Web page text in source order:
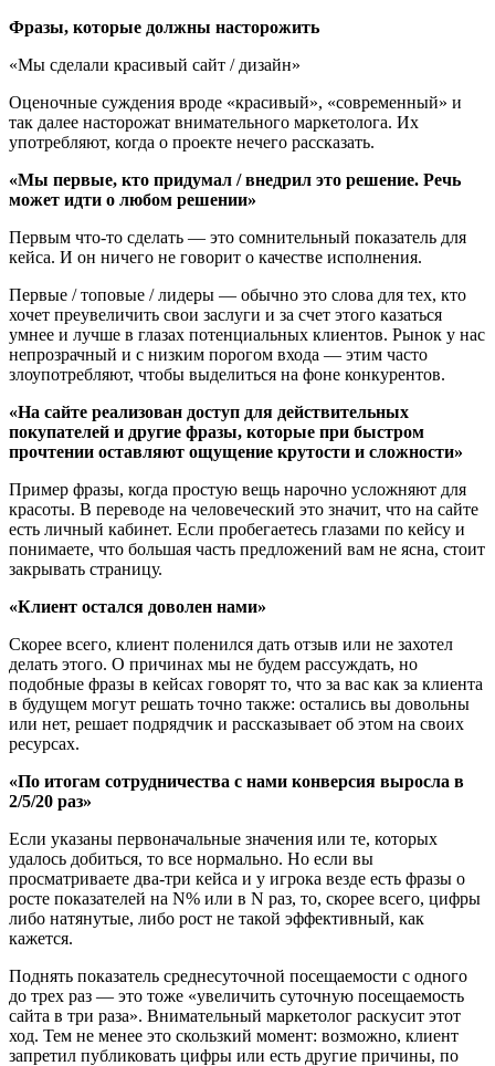
Фразы, которые должны насторожить
«Мы сделали красивый сайт / дизайн»
Оценочные суждения вроде «красивый», «современный» и
так далее насторожат внимательного маркетолога. Их
употребляют, когда о проекте нечего рассказать.
«Мы первые, кто придумал / внедрил это решение. Речь
может идти о любом решении»
Первым что-то сделать — это сомнительный показатель для
кейса. И он ничего не говорит о качестве исполнения.
Первые / топовые / лидеры — обычно это слова для тех, кто
хочет преувеличить свои заслуги и за счет этого казаться
умнее и лучше в глазах потенциальных клиентов. Рынок у нас
непрозрачный и с низким порогом входа — этим часто
злоупотребляют, чтобы выделиться на фоне конкурентов.
«На сайте реализован доступ для действительных
покупателей и другие фразы, которые при быстром
прочтении оставляют ощущение крутости и сложности»
Пример фразы, когда простую вещь нарочно усложняют для
красоты. В переводе на человеческий это значит, что на сайте
есть личный кабинет. Если пробегаетесь глазами по кейсу и
понимаете, что большая часть предложений вам не ясна, стоит
закрывать страницу.
«Клиент остался доволен нами»
Скорее всего, клиент поленился дать отзыв или не захотел
делать этого. О причинах мы не будем рассуждать, но
подобные фразы в кейсах говорят то, что за вас как за клиента
в будущем могут решать точно также: остались вы довольны
или нет, решает подрядчик и рассказывает об этом на своих
ресурсах.
«По итогам сотрудничества с нами конверсия выросла в
2/5/20 раз»
Если указаны первоначальные значения или те, которых
удалось добиться, то все нормально. Но если вы
просматриваете два-три кейса и у игрока везде есть фразы о
росте показателей на N% или в N раз, то, скорее всего, цифры
либо натянутые, либо рост не такой эффективный, как
кажется.
Поднять показатель среднесуточной посещаемости с одного
до трех раз — это тоже «увеличить суточную посещаемость
сайта в три раза». Внимательный маркетолог раскусит этот
ход. Тем не менее это скользкий момент: возможно, клиент
запретил публиковать цифры или есть другие причины, по